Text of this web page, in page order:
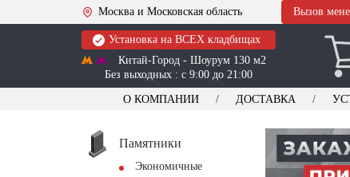
Москва и Московская область Вызов
Установка на ВСЕХ кладбищах
Китай-Город - Шоурум 130 м2
Без выходных : с 9:00 до 21:00
О КОМПАНИИ ДОСТАВКА
Памятники
Экономичные